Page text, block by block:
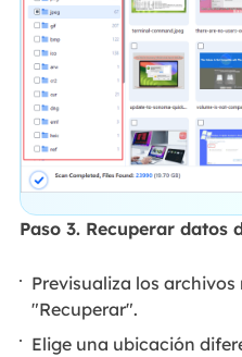
Paso 3. Recuperar datos
Previsualiza los
"Recuperar".
Elige una ubicación